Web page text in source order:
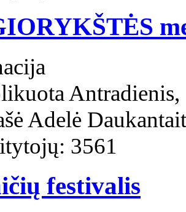
Adelė
3561
festivalis